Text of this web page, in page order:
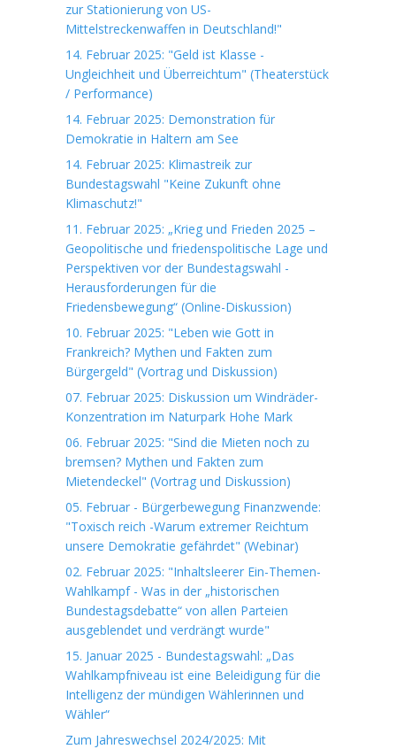
zur Stationierung von US-
Mittelstreckenwaffen in Deutschland!"
14. Februar 2025: "Geld ist Klasse -
Ungleichheit und Überreichtum" (Theaterstück
/ Performance)
14. Februar 2025: Demonstration für
Demokratie in Haltern am See
14. Februar 2025: Klimastreik zur
Bundestagswahl "Keine Zukunft ohne
Klimaschutz!"
11. Februar 2025: „Krieg und Frieden 2025 –
Geopolitische und friedenspolitische Lage und
Perspektiven vor der Bundestagswahl -
Herausforderungen für die
Friedensbewegung“ (Online-Diskussion)
10. Februar 2025: "Leben wie Gott in
Frankreich? Mythen und Fakten zum
Bürgergeld" (Vortrag und Diskussion)
07. Februar 2025: Diskussion um Windräder-
Konzentration im Naturpark Hohe Mark
06. Februar 2025: "Sind die Mieten noch zu
bremsen? Mythen und Fakten zum
Mietendeckel" (Vortrag und Diskussion)
05. Februar - Bürgerbewegung Finanzwende:
"Toxisch reich -Warum extremer Reichtum
unsere Demokratie gefährdet" (Webinar)
02. Februar 2025: "Inhaltsleerer Ein-Themen-
Wahlkampf - Was in der „historischen
Bundestagsdebatte“ von allen Parteien
ausgeblendet und verdrängt wurde"
15. Januar 2025 - Bundestagswahl: „Das
Wahlkampfniveau ist eine Beleidigung für die
Intelligenz der mündigen Wählerinnen und
Wähler“
Zum Jahreswechsel 2024/2025: Mit